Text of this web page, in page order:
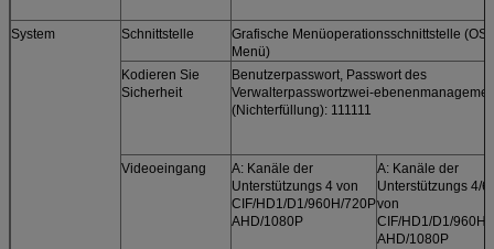
System Schnittstelle
Grafische Menüoperationsschnittstelle
Menü)
Kodieren Sie
Sicherheit
Benutzerpasswort, Passwort des
Verwalterpasswortzwei-
(Nichterfüllung): 111111
Videoeingang
A: Kanäle der
Unterstützungs 4 von
CIF/HD1/D1/960H/720P
AHD/1080P
A: Kanäle der
Unterstützungs 4/
von
CIF/HD1/D1/960H/
AHD/1080P